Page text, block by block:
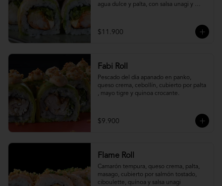
agua dulce y palta, con salsa unagi y
$11.900
Fabi Roll
Pescado del día apanado en panko,
queso crema, cebollín, cubierto por palta
, mayo tigre y quinoa crocante.
$9.900
Flame Roll
Camarón tempura, queso crema, palta,
masago, cubierto por salmón tostado,
ciboulette, quínoa y salsa unagi